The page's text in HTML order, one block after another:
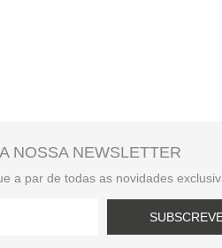
NOSSA NEWSLETTER
a par de todas as novidades